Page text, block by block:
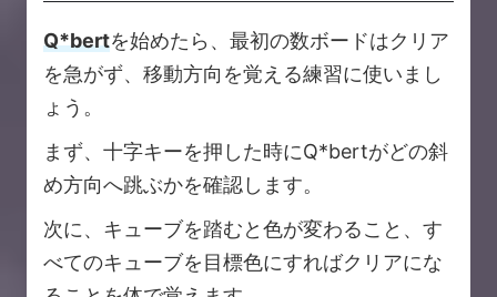
Q*bertを始めたら、最初の数ボードはクリア
を急がず、移動方向を覚える練習に使いまし
ょう。
まず、十字キーを押した時にQ*bertがどの斜
め方向へ跳ぶかを確認します。
次に、キューブを踏むと色が変わること、す
べてのキューブを目標色にすればクリアにな